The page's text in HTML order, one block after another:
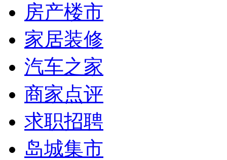
房产楼市
家居装修
汽车之家
商家点评
求职招聘
岛城集市